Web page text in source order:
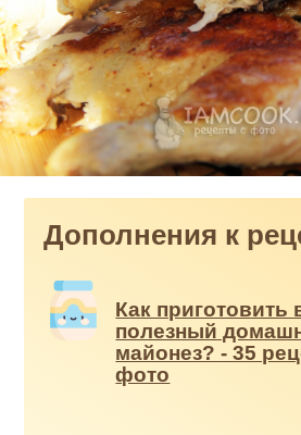
Дополнения к
Как приготовить
полезный
майонез? - 35
фото